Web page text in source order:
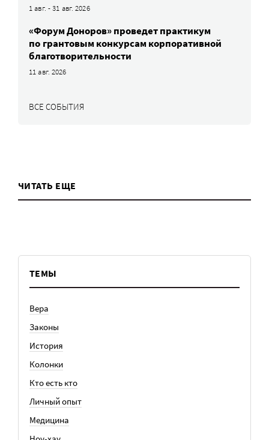
1 авг. - 31 авг. 2026
«Форум Доноров» проведет практикум
по грантовым конкурсам корпоративной
благотворительности
11 авг. 2026
ВСЕ СОБЫТИЯ
ЧИТАТЬ ЕЩЕ
ТЕМЫ
Вера
Законы
История
Колонки
Кто есть кто
Личный опыт
Медицина